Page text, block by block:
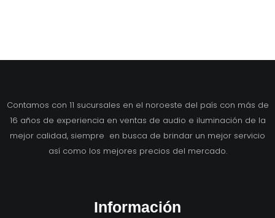
Contamos con 11 sucursales en el noroeste del país con más de
16 años de experiencia en ventas de audio e iluminación de la
mejor calidad, siempre en busca de brindar un mejor servicio
así como los mejores precios del mercado.
Información